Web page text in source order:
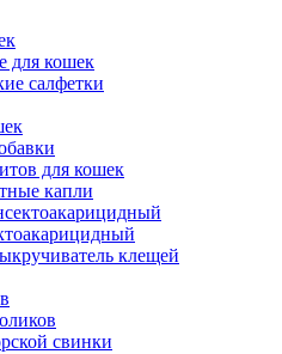
для кошек
салфетки
для кошек
капли
клещей
свинки